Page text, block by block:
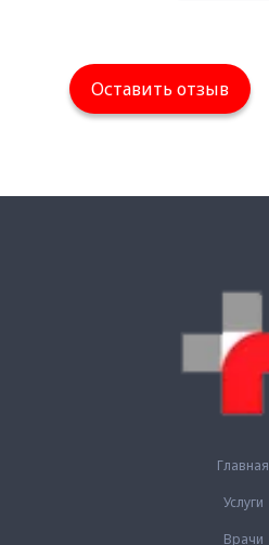
Оставить отзыв
Главная
Услуги
Врачи